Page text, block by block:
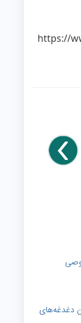
https://
دغدغه‌های